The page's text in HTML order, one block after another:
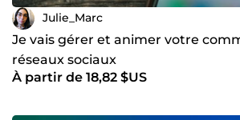
Julie_Marc
Je vais gérer et animer votre
réseaux sociaux
À partir de 18,82 $US